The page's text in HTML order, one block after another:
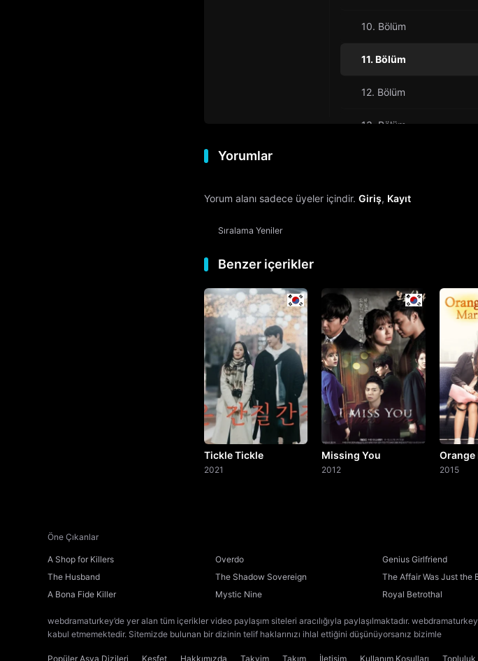
10. Bölüm
11. Bölüm
12. Bölüm
13. Bölüm
Yorumlar
Yorum alanı sadece üyeler içindir. Giriş, Kayıt
Sıralama Yeniler
Benzer içerikler
Tickle Tickle
2021
Missing You
2012
Orange
2015
Öne Çıkanlar
A Shop for Killers Overdo
Genius Girlfriend
The Husband
The Shadow Sovereign
The Affair Was Just the
A Bona Fide Killer
Mystic Nine Royal Betrothal
webdramaturkey’de yer alan tüm içerikler video paylaşım siteleri aracılığıyla paylaşılmaktadır.
kabul etmemektedir. Sitemizde bulunan bir dizinin telif haklarınızı ihlal ettiğini düşünüyorsanız bizimle
Popüler Asya Dizileri Keşfet Hakkımızda Takvim Takım İletişim Kullanım Koşulları Topluluk